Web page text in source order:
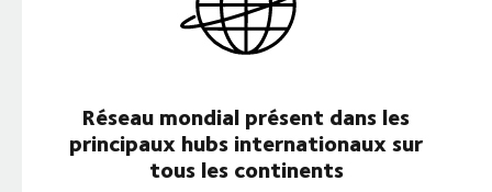
Réseau mondial présent dans les
principaux hubs internationaux sur
tous les continents